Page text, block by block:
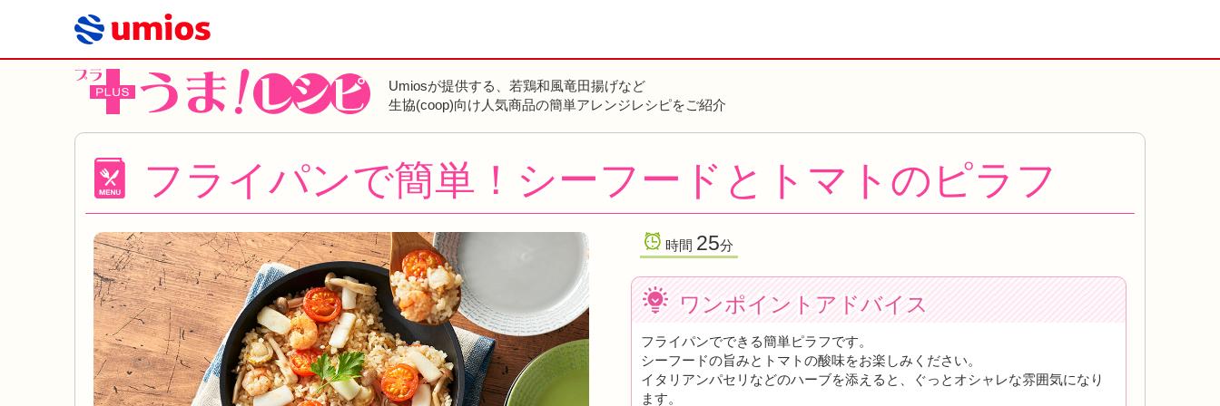
Umiosが提供する、若鶏和風竜田揚げなど
生協(coop)向け人気商品の簡単アレンジレシピをご紹介
フライパンで簡単！シーフードとトマトのピラフ
時間 25分
ワンポイントアドバイス
フライパンでできる簡単ピラフです。
シーフードの旨みとトマトの酸味をお楽しみください。
イタリアンパセリなどのハーブを添えると、ぐっとオシャレな雰囲気になり
ます。